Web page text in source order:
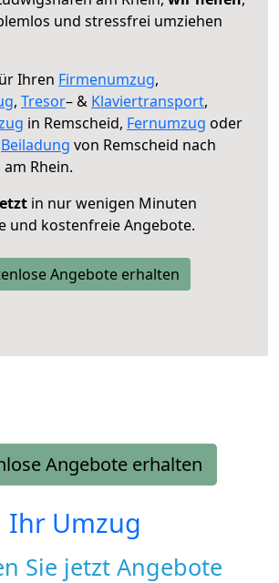
und stressfrei umziehen
Ihren Firmenumzug,
, Tresor– & Klaviertransport,
in Remscheid, Fernumzug oder
Beiladung von Remscheid nach
Rhein.
in nur wenigen Minuten
und kostenfreie Angebote.
Angebote erhalten
Angebote erhalten
Ihr Umzug
Sie jetzt Angebote